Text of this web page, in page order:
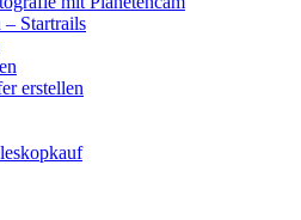
– Startrails
erstellen